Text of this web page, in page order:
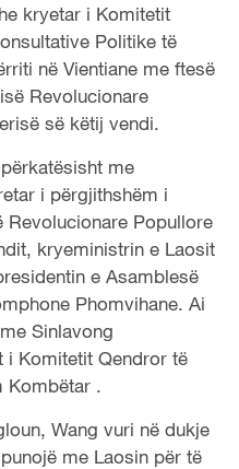
kryetar i Komitetit
Politike të
në Vientiane me ftesë
Revolucionare
së këtij vendi.
me
i përgjithshëm i
Popullore
kryeministrin e Laosit
e Asamblesë
Phomvihane. Ai
Sinlavong
i Komitetit Qendror të
Kombëtar .
Wang vuri në dukje
me Laosin për të